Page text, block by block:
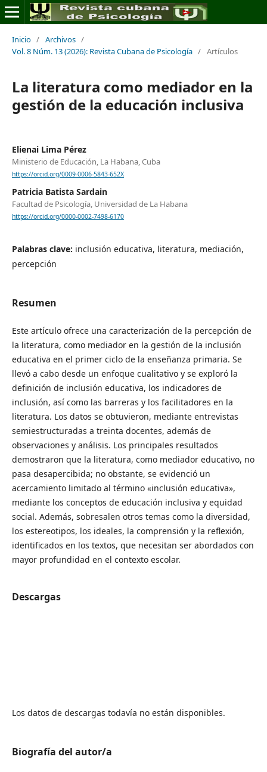
Inicio / Archivos /
Vol. 8 Núm. 13 (2026): Revista Cubana de Psicología / Artículos
La literatura como mediador en la
gestión de la educación inclusiva
Elienai Lima Pérez
Ministerio de Educación, La Habana, Cuba
https://orcid.org/0009-0006-5843-652X
Patricia Batista Sardain
Facultad de Psicología, Universidad de La Habana
https://orcid.org/0000-0002-7498-6170
Palabras clave: inclusión educativa, literatura, mediación,
percepción
Resumen
Este artículo ofrece una caracterización de la percepción de
la literatura, como mediador en la gestión de la inclusión
educativa en el primer ciclo de la enseñanza primaria. Se
llevó a cabo desde un enfoque cualitativo y se exploró la
definición de inclusión educativa, los indicadores de
inclusión, así como las barreras y los facilitadores en la
literatura. Los datos se obtuvieron, mediante entrevistas
semiestructuradas a treinta docentes, además de
observaciones y análisis. Los principales resultados
demostraron que la literatura, como mediador educativo, no
pasa desapercibida; no obstante, se evidenció un
acercamiento limitado al término «inclusión educativa»,
mediante los conceptos de educación inclusiva y equidad
social. Además, sobresalen otros temas como la diversidad,
los estereotipos, los ideales, la comprensión y la reflexión,
identificados en los textos, que necesitan ser abordados con
mayor profundidad en el contexto escolar.
Descargas
Los datos de descargas todavía no están disponibles.
Biografía del autor/a